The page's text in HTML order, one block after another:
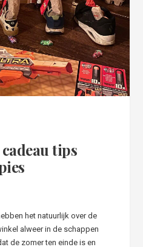
tips
het natuurlijk over de
alweer in de schappen
de zomer ten einde is en